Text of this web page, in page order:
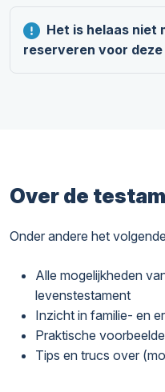
Het is helaas niet
reserveren voor deze
Over de
Onder andere het
Alle mogelijkheden
levenstestament
Inzicht in familie- en
Praktische
Tips en trucs over